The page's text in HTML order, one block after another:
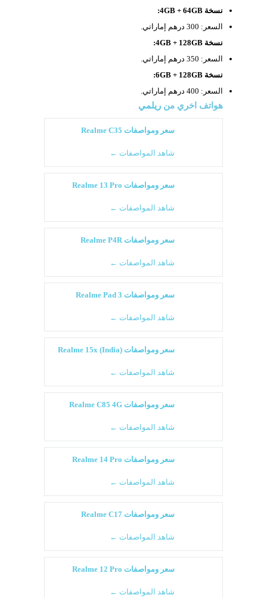
نسخة 4GB + 64GB:
السعر: 300 درهم إماراتي.
نسخة 4GB + 128GB:
السعر: 350 درهم إماراتي.
نسخة 6GB + 128GB:
السعر: 400 درهم إماراتي.
هواتف اخري من ريلمي
سعر ومواصفات Realme C35
شاهد المواصفات ←
سعر ومواصفات Realme 13 Pro
شاهد المواصفات ←
سعر ومواصفات Realme P4R
شاهد المواصفات ←
سعر ومواصفات Realme Pad 3
شاهد المواصفات ←
سعر ومواصفات Realme 15x (India)
شاهد المواصفات ←
سعر ومواصفات Realme C85 4G
شاهد المواصفات ←
سعر ومواصفات Realme 14 Pro
شاهد المواصفات ←
سعر ومواصفات Realme C17
شاهد المواصفات ←
سعر ومواصفات Realme 12 Pro
شاهد المواصفات ←